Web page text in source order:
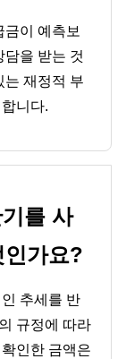
금이 예측보
담을 받는 것
는 재정적 부
니다.
를 사
가요?
추세를 반
규정에 따라
인한 금액은